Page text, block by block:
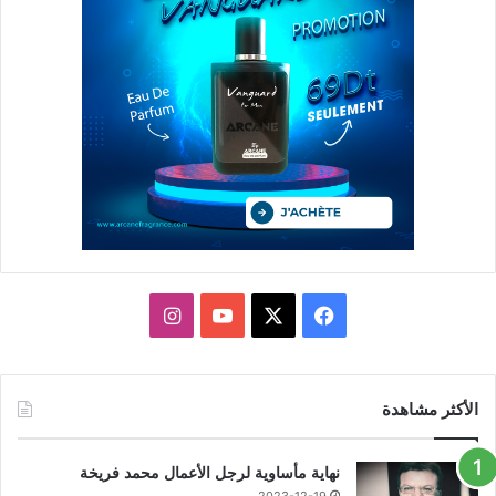
فيسبوك يوتيوبانستقرام
الأكثر مشاهدة
نهاية مأساوية لرجل الأعمال محمد فريخة